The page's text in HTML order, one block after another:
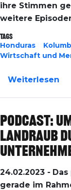
ihre Stimmen
weitere
Tags
Honduras
Wirtschaft und
Weiterlesen
Podcast:
Landraub
24.02.2023 -
gerade im